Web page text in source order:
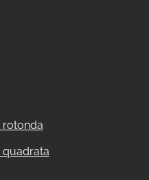
rotonda
quadrata